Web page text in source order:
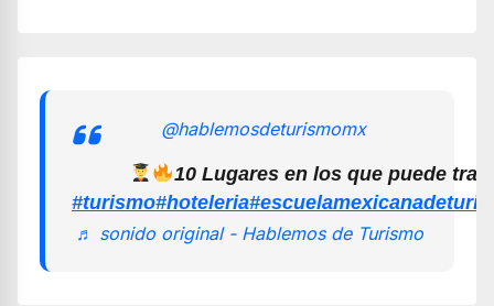
@hablemosdeturismomx
10 Lugares en los que puede
#turismo#hoteleria
♬ sonido original - Hablemos de Turismo